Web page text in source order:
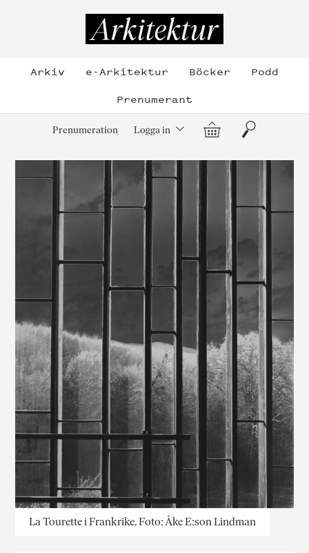
Arkiv e-Arkitektur Böcker
Podd
Prenumerant
Prenumeration Logga in Varukorg
Sök
La Tourette i Frankrike. Foto: Åke E:son Lindman